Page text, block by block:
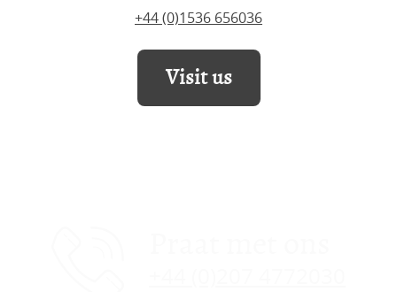
+44 (0)1536 656036
Visit us